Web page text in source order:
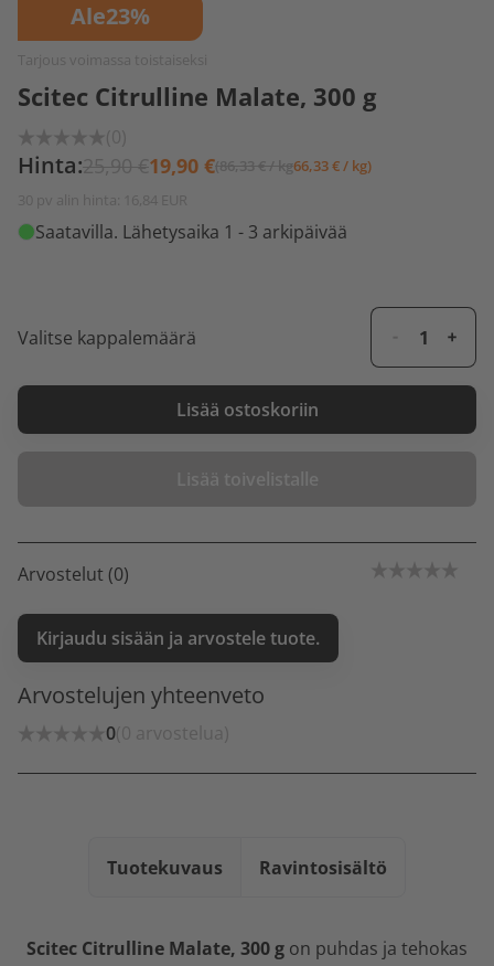
Ale23%
Tarjous voimassa toistaiseksi
Scitec Citrulline Malate, 300 g
(0)
Hinta:25,90 €19,90 €(86,33 € / kg66,33 € / kg)
30 pv alin hinta: 16,84 EUR
Saatavilla. Lähetysaika 1 - 3 arkipäivää
Valitse kappalemäärä
Lisää ostoskoriin
Lisää toivelistalle
Arvostelut (0)
Kirjaudu sisään ja arvostele tuote.
Arvostelujen yhteenveto
0(0 arvostelua)
Tuotekuvaus Ravintosisältö
Scitec Citrulline Malate, 300 g on puhdas ja tehokas